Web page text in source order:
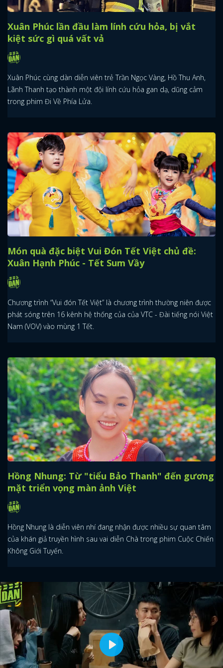
Xuân Phúc lần đầu làm lính cứu hỏa, bị vắt
kiệt sức gì quá vất vả
Xuân Phúc cùng dàn diễn viên trẻ Trần Ngọc Vàng, Hồ Thu Anh,
Lãnh Thanh tạo thành một đội lính cứu hỏa gan dạ, dũng cảm
trong phim Đi Về Phía Lửa.
Món quà đặc biệt Vui Đón Tết Việt chủ đề:
Xuân Hạnh Phúc - Tết Sum Vầy
Chương trình “Vui đón Tết Việt” là chương trình thường niên được
phát sóng trên 16 kênh hệ thống của của VTC - Đài tiếng nói Việt
Nam (VOV) vào mùng 1 Tết.
Hồng Nhung: Từ "tiểu Bảo Thanh" đến gương
mặt triển vọng màn ảnh Việt
Hồng Nhung là diễn viên nhí đang nhận được nhiều sự quan tâm
của khán giả truyền hình sau vai diễn Chà trong phim Cuộc Chiến
Không Giới Tuyến.
Play